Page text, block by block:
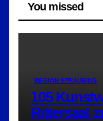
You missed
REGION STRAUBING
105
Rittersaal